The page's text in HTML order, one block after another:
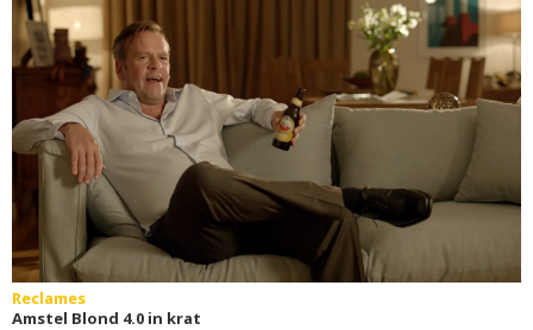
Reclames
Amstel Blond 4.0 in krat